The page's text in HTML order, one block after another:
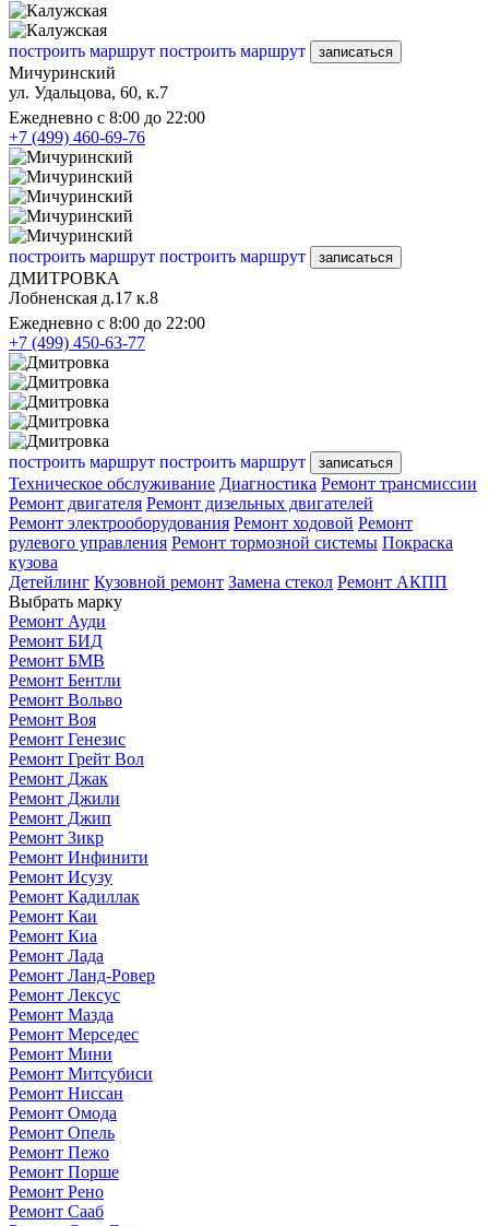
построить маршрут построить маршрут записаться
Мичуринский
ул. Удальцова, 60, к.7
Ежедневно с 8:00 до 22:00
+7 (499) 460-69-76
построить маршрут построить маршрут записаться
ДМИТРОВКА
Лобненская д.17 к.8
Ежедневно с 8:00 до 22:00
+7 (499) 450-63-77
построить маршрут построить маршрут записаться
Техническое обслуживание Диагностика Ремонт трансмиссии
Ремонт двигателя Ремонт дизельных двигателей
Ремонт электрооборудования Ремонт ходовой Ремонт
рулевого управления Ремонт тормозной системы Покраска
кузова
Детейлинг Кузовной ремонт Замена стекол Ремонт АКПП
Выбрать марку
Ремонт Ауди
Ремонт БИД
Ремонт БМВ
Ремонт Бентли
Ремонт Вольво
Ремонт Воя
Ремонт Генезис
Ремонт Грейт Вол
Ремонт Джак
Ремонт Джили
Ремонт Джип
Ремонт Зикр
Ремонт Инфинити
Ремонт Исузу
Ремонт Кадиллак
Ремонт Каи
Ремонт Киа
Ремонт Лада
Ремонт Ланд-Ровер
Ремонт Лексус
Ремонт Мазда
Ремонт Мерседес
Ремонт Мини
Ремонт Митсубиси
Ремонт Ниссан
Ремонт Омода
Ремонт Опель
Ремонт Пежо
Ремонт Порше
Ремонт Рено
Ремонт Сааб